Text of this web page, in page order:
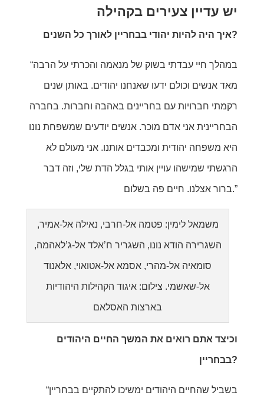
יש עדיין צעירים בקהילה
איך היה להיות יהודי בבחריין לאורך כל השנים?
“במהלך חיי עבדתי בשוק של מנאמה והכרתי על הרבה
מאד אנשים וכולם ידעו שאנחנו יהודים. באותן שנים
רקמתי חברויות עם בחריינים באהבה וחברות. בחברה
הבחריינית אני אדם מוכר. אנשים יודעים שמשפחת נונו
היא משפחה יהודית ומכבדים אותנו. אני מעולם לא
הרגשתי שמישהו עויין אותי בגלל הדת שלי, וזה דבר
ברור אצלנו. חיים פה בשלום.”
משמאל לימין: פטמה אל-חרבי, נאילה אל-אמיר,
השגרירה הודא נונו, השגריר ח’אלד אל-ג’לאהמה,
סומאיה אל-מהרי, אסמא אל-אטואוי, אלאנוד
אל-שאשמי. צילום: איגוד הקהילות היהודיות
בארצות האסלאם
וכיצד אתם רואים את המשך החיים היהודים
בבחריין?
“בשביל שהחיים היהודים ימשיכו להתקיים בבחריין